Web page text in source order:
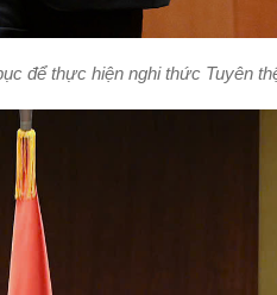
để thực hiện nghi thức Tuyên